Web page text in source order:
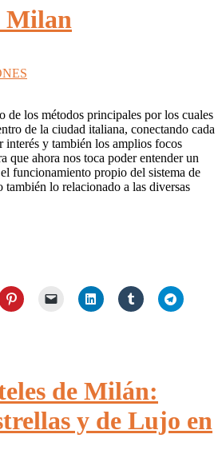
Milan
de los métodos principales por los cuales
de la ciudad italiana, conectando cada
interés y también los amplios focos
que ahora nos toca poder entender un
funcionamiento propio del sistema de
también lo relacionado a las diversas
de Milán:
y de Lujo en